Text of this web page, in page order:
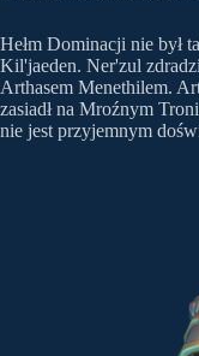
Hełm Dominacji nie był
Kil'jaeden. Ner'zul
Arthasem Menethilem.
zasiadł na Mroźnym
nie jest przyjemnym